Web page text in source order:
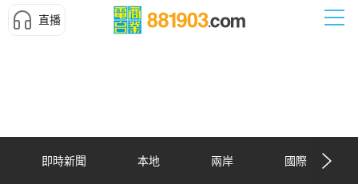
直播
即時新聞 本地 兩岸 國際